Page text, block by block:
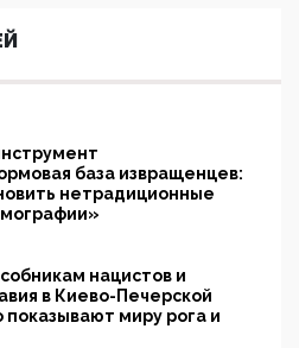
база извращенцев:
нетрадиционные
нацистов и
в Киево-Печерской
миру рога и